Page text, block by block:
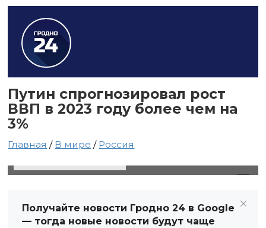
Путин спрогнозировал рост
ВВП в 2023 году более чем на
3%
Главная / В мире / Россия
Получайте новости Гродно 24 в Google
— тогда новые новости будут чаще